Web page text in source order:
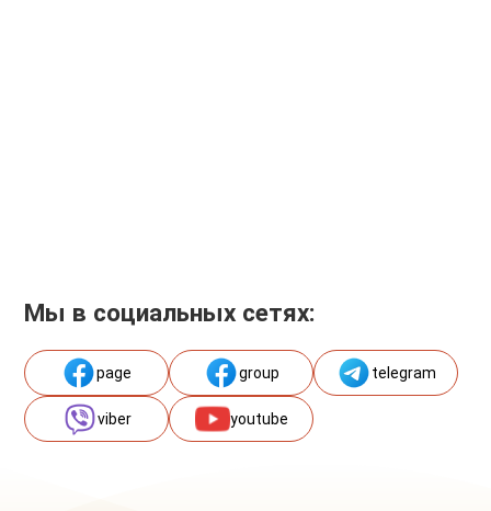
Мы в социальных сетях:
page group telegram
viber youtube